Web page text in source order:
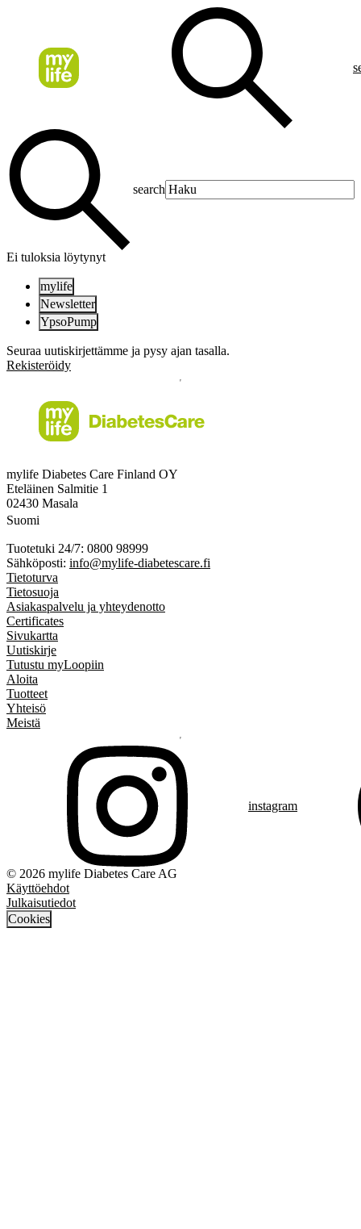
search
Ei tuloksia löytynyt
mylife
Newsletter
YpsoPump
Seuraa uutiskirjettämme ja pysy ajan tasalla.
Rekisteröidy
mylife Diabetes Care Finland OY
Eteläinen Salmitie 1
02430 Masala
Suomi
Tuotetuki 24/7: 0800 98999
Sähköposti: info@mylife-diabetescare.fi
Tietoturva
Tietosuoja
Asiakaspalvelu ja yhteydenotto
Certificates
Sivukartta
Uutiskirje
Tutustu myLoopiin
Aloita
Tuotteet
Yhteisö
Meistä
instagram
© 2026 mylife Diabetes Care AG
Käyttöehdot
Julkaisutiedot
Cookies